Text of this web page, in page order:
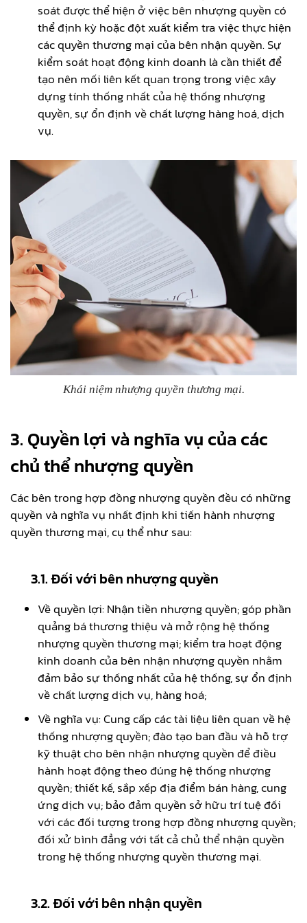
soát được thể hiện ở việc bên nhượng quyền có
thể định kỳ hoặc đột xuất kiểm tra việc thực hiện
các quyền thương mại của bên nhận quyền. Sự
kiểm soát hoạt động kinh doanh là cần thiết để
tạo nên mối liên kết quan trọng trong việc xây
dựng tính thống nhất của hệ thống nhượng
quyền, sự ổn định về chất lượng hàng hoá, dịch
vụ.
Khái niệm nhượng quyền thương mại.
3. Quyền lợi và nghĩa vụ của các
chủ thể nhượng quyền
Các bên trong hợp đồng nhượng quyền đều có những
quyền và nghĩa vụ nhất định khi tiến hành nhượng
quyền thương mại, cụ thể như sau:
3.1. Đối với bên nhượng quyền
Về quyền lợi: Nhận tiền nhượng quyền; góp phần
quảng bá thương thiệu và mở rộng hệ thống
nhượng quyền thương mại; kiểm tra hoạt động
kinh doanh của bên nhận nhượng quyền nhằm
đảm bảo sự thống nhất của hệ thống, sự ổn định
về chất lượng dịch vụ, hàng hoá;
Về nghĩa vụ: Cung cấp các tài liệu liên quan về hệ
thống nhượng quyền; đào tạo ban đầu và hỗ trợ
kỹ thuật cho bên nhận nhượng quyền để điều
hành hoạt động theo đúng hệ thống nhượng
quyền; thiết kế, sắp xếp địa điểm bán hàng, cung
ứng dịch vụ; bảo đảm quyền sở hữu trí tuệ đối
với các đối tượng trong hợp đồng nhượng quyền;
đối xử bình đẳng với tất cả chủ thể nhận quyền
trong hệ thống nhượng quyền thương mại.
3.2. Đối với bên nhận quyền